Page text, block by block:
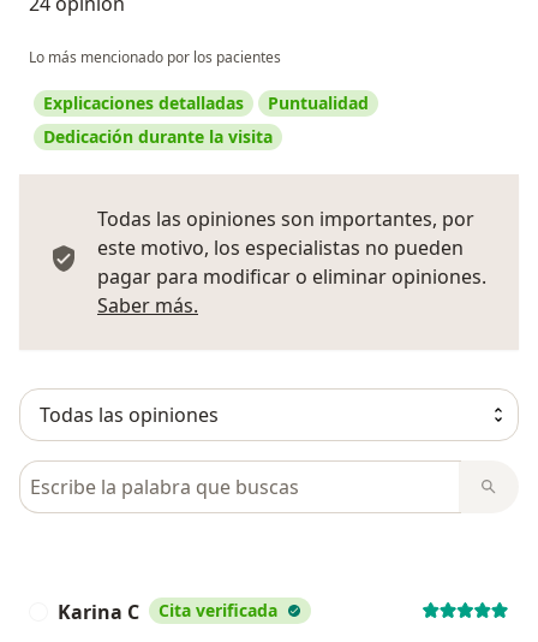
Lo más mencionado por los pacientes
Explicaciones detalladas
Puntualidad
Dedicación durante la visita
Todas las opiniones son importantes, por
este motivo, los especialistas no pueden
pagar para modificar o eliminar opiniones.
Saber más.
Busca en opiniones
Karina C Cita verificada